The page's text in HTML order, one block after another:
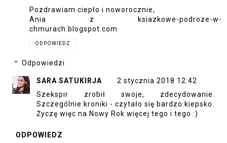
Pozdrawiam ciepło i noworocznie,
Ania z ksiazkowe-podroze-w-
chmurach.blogspot.com
ODPOWIEDZ
Odpowiedzi
SARA SATUKIRJA
2 stycznia 2018 12:42
Szekspir zrobił swoje, zdecydowanie.
Szczególnie kroniki - czytało się bardzo kiepsko.
Życzę więc na Nowy Rok więcej tego i tego :)
ODPOWIEDZ